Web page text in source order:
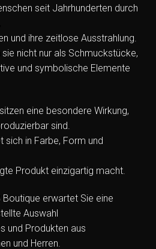
seit Jahrhunderten durch
und ihre zeitlose Ausstrahlung.
nicht nur als Schmuckstücke,
und symbolische Elemente
eine besondere Wirkung,
sind.
sich in Farbe, Form und
Produkt einzigartig macht.
erwartet Sie eine
Auswahl
und Produkten aus
und Herren.